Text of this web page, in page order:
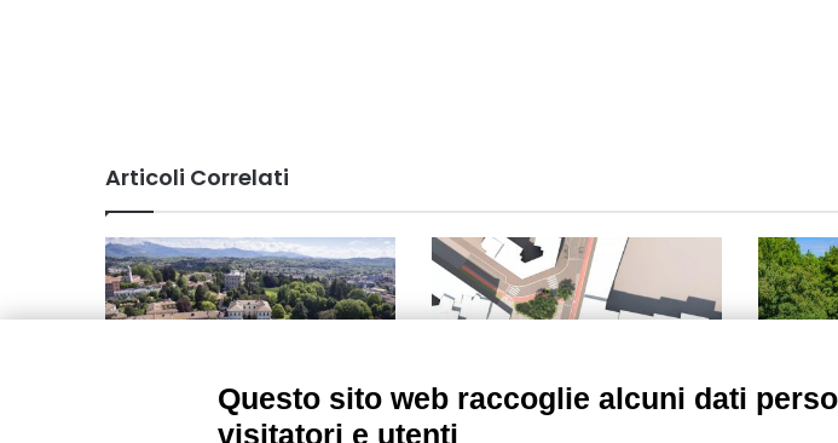
Articoli Correlati
Camminate nella biodiversità in
Piazza Arcobalena diventerà
Questo sito web raccoglie alcuni dati
visitatori e utenti